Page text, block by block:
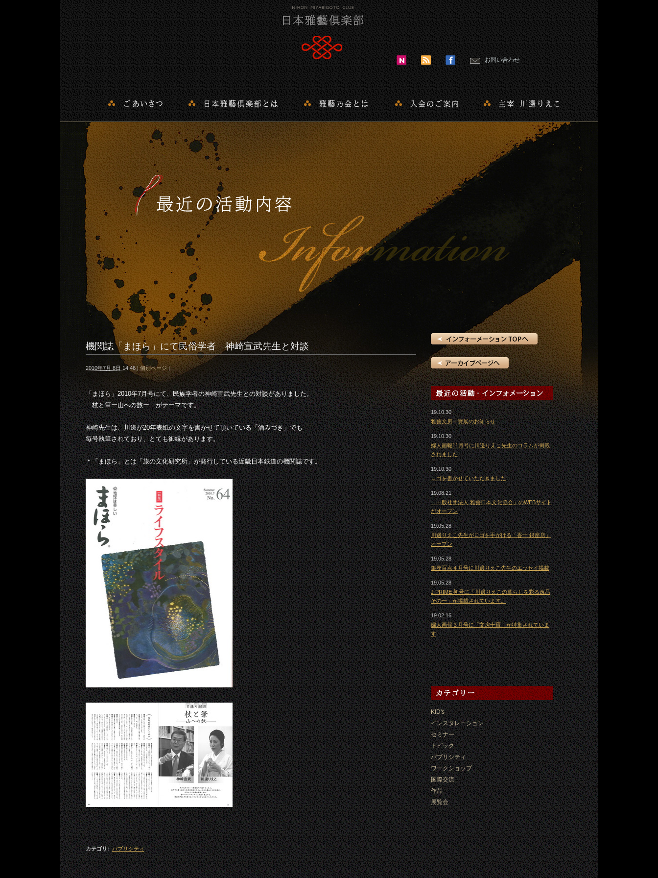
お問い合わせ
機関誌「まほら」にて民俗学者 神崎宣武先生と対談
2010年7月 8日 14:46| 個別ページ |
「まほら」2010年7月号にて、民族学者の神崎宣武先生との対談がありました。
杖と筆ー山への旅ー がテーマです。
神崎先生は、川邊が20年表紙の文字を書かせて頂いている「酒みづき」でも
毎号執筆されており、とても御縁があります。
＊「まほら」とは「旅の文化研究所」が発行している近畿日本鉄道の機関誌です。
カテゴリ: パブリシティ
19.10.30
雅藝文房十寶展のお知らせ
19.10.30
婦人画報11月号に川邊りえこ先生のコラムが掲載
されました
19.10.30
ロゴを書かせていただきました
19.08.21
「一般社団法人 雅藝日本文化協会」のWEBサイト
がオープン
19.05.28
川邊りえこ先生がロゴを手がける「香十 銀座店」
オープン
19.05.28
銀座百点４月号に川邊りえこ先生のエッセイ掲載
19.05.28
J PRIME 初号に「川邊りえこの暮らしを彩る逸品
その一」が掲載されています。
19.02.16
婦人画報３月号に「文房十寶」が特集されていま
す
KID's
インスタレーション
セミナー
トピック
パブリシティ
ワークショップ
国際交流
作品
展覧会